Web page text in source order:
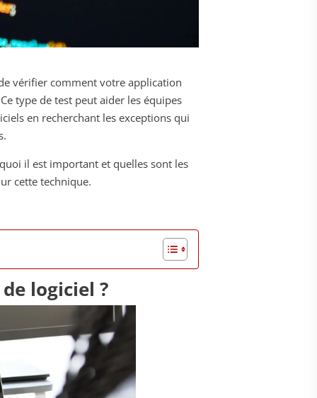
vérifier comment votre application
type de test peut aider les équipes
en recherchant les exceptions qui
il est important et quelles sont les
cette technique.
logiciel ?